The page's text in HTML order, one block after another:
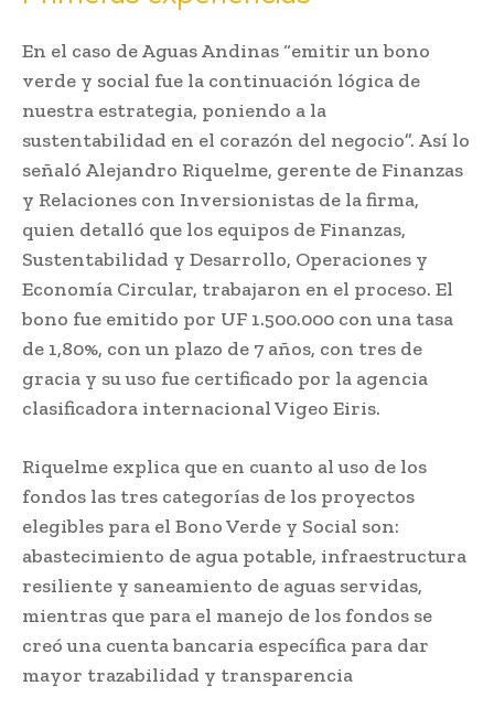
En el caso de Aguas Andinas “emitir un bono
verde y social fue la continuación lógica de
nuestra estrategia, poniendo a la
sustentabilidad en el corazón del negocio”. Así lo
señaló Alejandro Riquelme, gerente de Finanzas
y Relaciones con Inversionistas de la firma,
quien detalló que los equipos de Finanzas,
Sustentabilidad y Desarrollo, Operaciones y
Economía Circular, trabajaron en el proceso. El
bono fue emitido por UF 1.500.000 con una tasa
de 1,80%, con un plazo de 7 años, con tres de
gracia y su uso fue certificado por la agencia
clasificadora internacional Vigeo Eiris.
Riquelme explica que en cuanto al uso de los
fondos las tres categorías de los proyectos
elegibles para el Bono Verde y Social son:
abastecimiento de agua potable, infraestructura
resiliente y saneamiento de aguas servidas,
mientras que para el manejo de los fondos se
creó una cuenta bancaria específica para dar
mayor trazabilidad y transparencia